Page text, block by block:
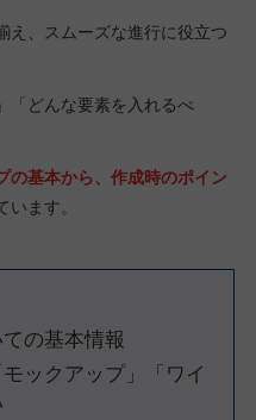
え、スムーズな進行に役立つ
「どんな要素を入れるべ
の基本から、作成時のポイン
います。
の基本情報
ックアップ」「ワイ